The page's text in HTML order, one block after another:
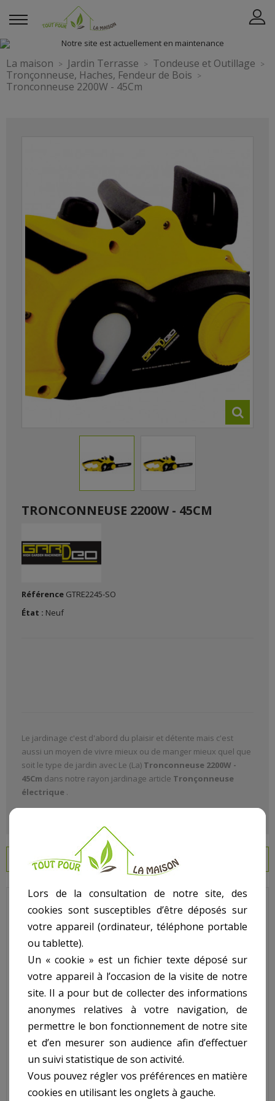
La maison Jardin Terrasse
Tondeuse et Outillage
Tronçonneuse, Haches, Fendeur de Bois
Tronconneuse 2200W - 45Cm
TRONCONNEUSE 2200W - 45CM
Référence GTRE2245-SO
État : Neuf
Le jardinage c'est d'abord du plaisir et détente mais c'est
aussi un moyen de vivre mieux ou de manger mieux quel que
soit le type de jardin avec Le (La) Tronconneuse 2200W -
45Cm dans notre rayon jardinage article Tronçonneuse
électrique .
EN SAVOIR PLUS
Descriptif technique
Tronconneuse 2200W
- 45Cm ref. GTRE2245-
SO:
- Caractéristiques :
- Puissance : 2200W
- Longueur Du Guide : 45Cm
- Vitesse D'Avancement De La Chaine : 13,7M/Sec
- Guide Oregon Double Guard 91
Lors de la consultation de notre site, des
cookies sont susceptibles d’être déposés sur
votre appareil (ordinateur, téléphone portable
ou tablette).
Un « cookie » est un fichier texte déposé sur
votre appareil à l’occasion de la visite de notre
site. Il a pour but de collecter des informations
anonymes relatives à votre navigation, de
permettre le bon fonctionnement de notre site
et d’en mesurer son audience afin d’effectuer
un suivi statistique de son activité.
Vous pouvez régler vos préférences en matière
cookies en utilisant les onglets à gauche.